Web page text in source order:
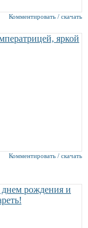
Комментировать / скачать
Комментировать / скачать